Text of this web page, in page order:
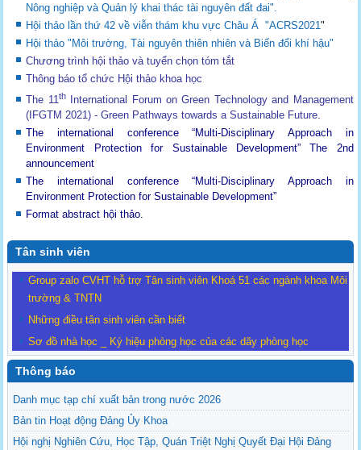
Nông nghiệp và Quản lý khai thác tài nguyên đất đai".
Hội thảo lần thứ 42 về viễn thám khu vực Châu Á "ACRS2021"
Hội thảo "Môi trường, Tài nguyên thiên nhiên và Biến đổi khí hậu"
Chương trình hội thảo và tuyển chọn tóm tắt
Thông báo tổ chức Hội thảo khoa học
The 11thInternational Forum on Green Technology and Management
(IFGTM 2021) - Green Pathways towards a Sustainable Future.
The international conference “Multi-Disciplinary Approach in
Environment Protection for Sustainable Development”The 2nd
announcement
The international conference “Multi-Disciplinary Approach in
Environment Protection for Sustainable Development”
Format abstract hội thảo.
Tân sinh viên
Group zalo CVHT hỗ trợ Tân sinh viên Khoá 51 các ngành khoa Môi
trường & TNTN
Những điều tân sinh viên cần biết
Sơ đồ nhà học _ Ký hiệu phòng học của các dãy phòng học
Thông báo
Danh mục tạp chí xuất bản trong nước 2026
Bản tin Hoạt động Đảng Ủy Khoa
Hội nghị Nghiên Cứu, Học Tập, Quán Triệt Nghị Quyết Đại Hội Đảng